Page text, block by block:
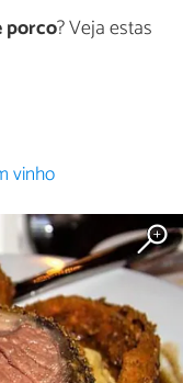
porco? Veja estas
vinho